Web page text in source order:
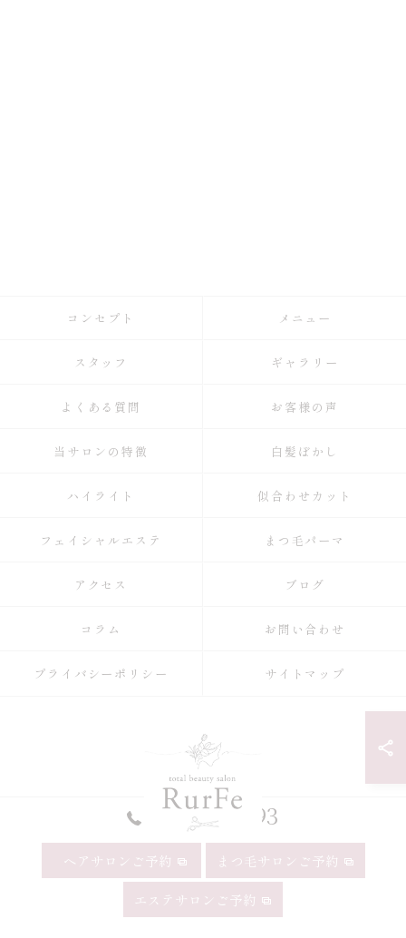
052-990-9993
ヘアサロンご予約 まつ毛サロンご予約
エステサロンご予約
コンセプト メニュー
スタッフ ギャラリー
よくある質問 お客様の声
当サロンの特徴 白髪ぼかし
ハイライト 似合わせカット
フェイシャルエステ まつ毛パーマ
アクセス ブログ
コラム お問い合わせ
プライバシーポリシー サイトマップ
RESERVED.